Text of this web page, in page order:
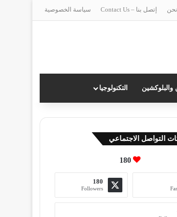
إتصل بنا – Contact Us سياسة الخصوصية
والبلوكشين التكنولوجيا
التواصل الاجتماعي
180
180
Followers